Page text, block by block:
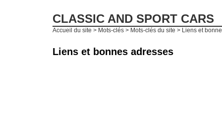
CLASSIC AND SPORT CARS
Accueil du site > Mots-clés > Mots-clés du site > Liens et
Liens et bonnes adresses